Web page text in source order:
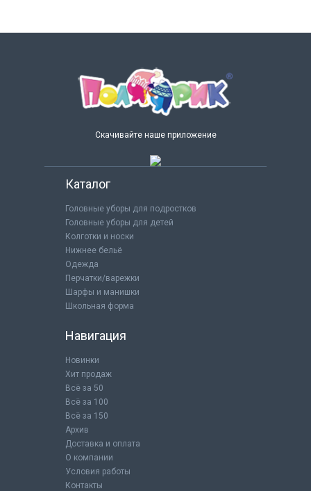
Скачивайте наше приложение
Каталог
Головные уборы для подростков
Головные уборы для детей
Колготки и носки
Нижнее бельё
Одежда
Перчатки/варежки
Шарфы и манишки
Школьная форма
Навигация
Новинки
Хит продаж
Всё за 50
Всё за 100
Всё за 150
Архив
Доставка и оплата
О компании
Условия работы
Контакты